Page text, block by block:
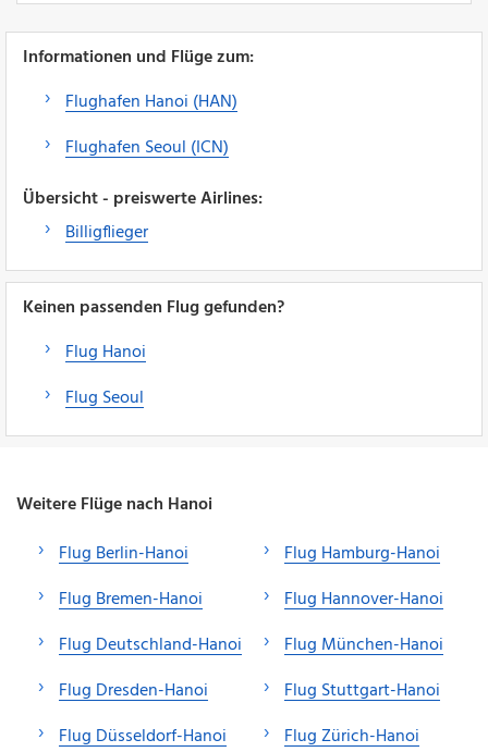
Informationen und Flüge zum:
Flughafen Hanoi (HAN)
Flughafen Seoul (ICN)
Übersicht - preiswerte Airlines:
Billigflieger
Keinen passenden Flug gefunden?
Flug Hanoi
Flug Seoul
Weitere Flüge nach Hanoi
Flug Berlin-Hanoi
Flug Bremen-Hanoi
Flug Deutschland-Hanoi
Flug Dresden-Hanoi
Flug Düsseldorf-Hanoi
Flug Hamburg-Hanoi
Flug Hannover-Hanoi
Flug München-Hanoi
Flug Stuttgart-Hanoi
Flug Zürich-Hanoi